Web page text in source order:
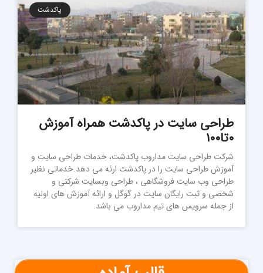
پاکدشت
طراحی سایت در پاکدشت همراه آموزش
۰تا۱۰۰
شرکت طراحی سایت مداروب پاکدشت، خدمات طراحی سایت و
آموزش طراحی سایت را در پاکدشت ارئه می دهد.خدماتی نظیر
طراحی وب سایت فروشگاهی ، طراحی وبسایت شرکتی و
شخصی و ثبت رایگان سایت در گوگل و ارائه آموزش های اولیه
از جمله سرویس های تیم مداروب می باشد.